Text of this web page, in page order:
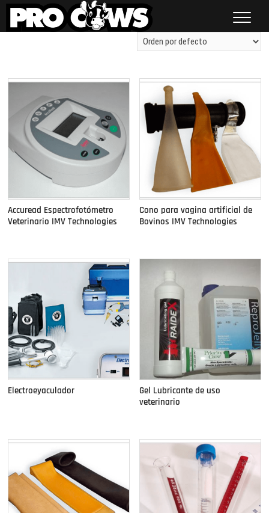
Saltar
contenido
Accuread Espectrofotómetro
Veterinario IMV Technologies
Cono para vagina artificial de
Bovinos IMV Technologies
Electroeyaculador
Gel Lubricante de uso
veterinario